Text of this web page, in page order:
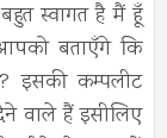
स्वागत है मैं हूँ
बताएँगे कि
इसकी कम्पलीट
वाले हैं इसीलिए